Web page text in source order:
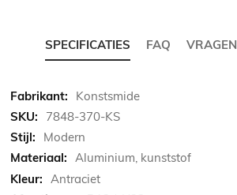
SPECIFICATIES FAQ VRAGEN
Meer
informatie
Konstsmide
7848-370-KS
Modern
Aluminium, kunststof
Antraciet